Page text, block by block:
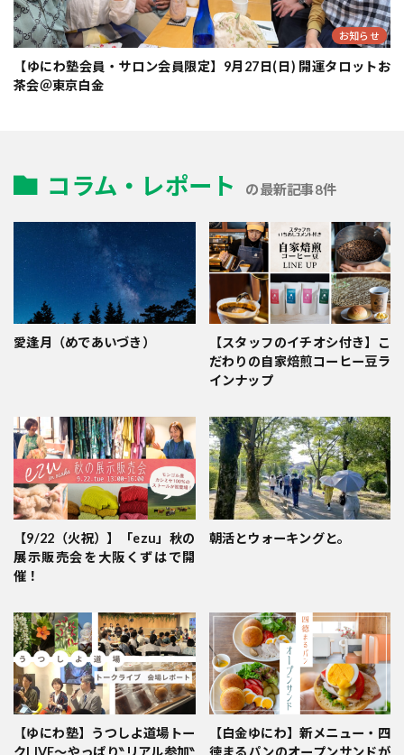
お知らせ
【ゆにわ塾会員・サロン会員限定】9月27日(日) 開運タロットお
茶会＠東京白金
コラム・レポート の最新記事8件
愛逢月（めであいづき）
【スタッフのイチオシ付き】こ
だわりの自家焙煎コーヒー豆ラ
インナップ
【9/22（火祝）】「ezu」秋の
展示販売会を大阪くずはで開
催！
朝活とウォーキングと。
【ゆにわ塾】うつしよ道場トー
【白金ゆにわ】新メニュー・四